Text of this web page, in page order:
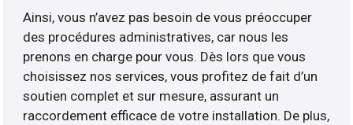
Ainsi, vous n’avez pas besoin de vous préoccuper
des procédures administratives, car nous les
prenons en charge pour vous. Dès lors que vous
choisissez nos services, vous profitez de fait d’un
soutien complet et sur mesure, assurant un
raccordement efficace de votre installation. De plus,